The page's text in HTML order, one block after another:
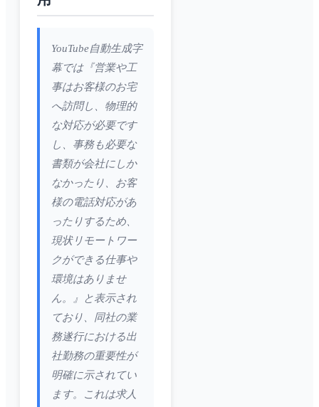
YouTube自動生成字
幕では『営業や工
事はお客様のお宅
へ訪問し、物理的
な対応が必要です
し、事務も必要な
書類が会社にしか
なかったり、お客
様の電話対応があ
ったりするため、
現状リモートワー
クができる仕事や
環境はありませ
ん。』と表示され
ており、同社の業
務遂行における出
社勤務の重要性が
明確に示されてい
ます。これは求人